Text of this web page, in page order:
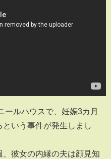
ールハウスで、妊娠3カ月
いう事件が発生しまし
彼女の内縁の夫は顔見知